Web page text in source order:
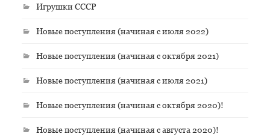
Игрушки СССР
Новые поступления (начиная с июля 2022)
Новые поступления (начиная с октября 2021)
Новые поступления (начиная с июля 2021)
Новые поступления (начиная с октября 2020)!
Новые поступления (начиная с августа 2020)!